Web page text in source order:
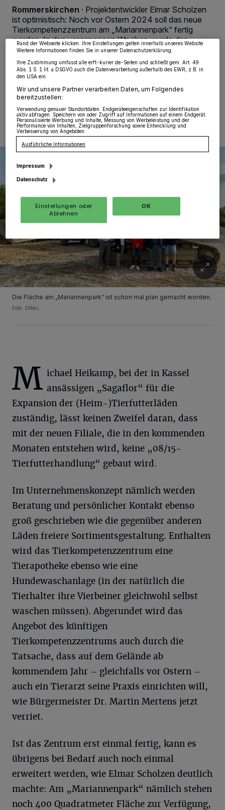
Rommerskirchen · Projektentwickler Elmar Scholzen
ist optimistisch: Noch vor Ostern 2024 soll das neue
Tierkompetenzzentrum am „Mariannenpark“ fertig
werden. In den vergangenen Wochen wurde das
Gelände planiert, die eigentlichen Bauarbeiten können
starten.
23.09.2023 , 00:43 Uhr
Die Fläche am „Mariannenpark“ ist schon mal plan gemacht worden.
Foto: SMeu.
M ichael Heikamp, bei der in Kassel
ansässigen „Sagaflor“ für die
Expansion der (Heim-)Tierfutterläden
zuständig, lässt keinen Zweifel daran, dass
mit der neuen Filiale, die in den kommenden
Monaten entstehen wird, keine „08/15-
Tierfutterhandlung“ gebaut wird.
Im Unternehmenskonzept nämlich werden
Beratung und persönlicher Kontakt ebenso
groß geschrieben wie die gegenüber anderen
Läden freiere Sortimentsgestaltung. Enthalten
wird das Tierkompetenzzentrum eine
Tierapotheke ebenso wie eine
Hundewaschanlage (in der natürlich die
Tierhalter ihre Vierbeiner gleichwohl selbst
waschen müssen). Abgerundet wird das
Angebot des künftigen
Tierkompetenzzentrums auch durch die
Tatsache, dass auf dem Gelände ab
kommendem Jahr – gleichfalls vor Ostern –
auch ein Tierarzt seine Praxis einrichten will,
wie Bürgermeister Dr. Martin Mertens jetzt
verriet.
Ist das Zentrum erst einmal fertig, kann es
übrigens bei Bedarf auch noch einmal
erweitert werden, wie Elmar Scholzen deutlich
machte: Am „Mariannenpark“ nämlich stehen
noch 400 Quadratmeter Fläche zur Verfügung,
Partner verarbeiten Daten, um Ihnen Dienste bereitzustellen“ aufgeführten
Zwecke. Wenn Tracker deaktiviert sind, sind manche Inhalte und Anzeigen
möglicherweise nicht mehr so relevant für Sie. Sie können dieses Menü jederzeit
wieder aufrufen, um Ihre Einstellungen zu ändern oder Ihre Einwilligung zu
widerrufen, indem Sie auf den Link Einstellungen oder Ablehnen am unteren
Rand der Webseite klicken. Ihre Einstellungen gelten innerhalb unseres Website.
Weitere Informationen finden Sie in unserer Datenschutzerklärung.
Ihre Zustimmung umfasst alle erft-kurier.de-Seiten und schließt gem. Art. 49
Abs. 1 S. 1 lit. a DSGVO auch die Datenverarbeitung außerhalb des EWR, z.B. in
den USA ein.
Wir und unsere Partner verarbeiten Daten, um Folgendes
bereitzustellen:
Verwendung genauer Standortdaten. Endgeräteeigenschaften zur Identifikation
aktiv abfragen. Speichern von oder Zugriff auf Informationen auf einem Endgerät.
Personalisierte Werbung und Inhalte, Messung von Werbeleistung und der
Performance von Inhalten, Zielgruppenforschung sowie Entwicklung und
Verbesserung von Angeboten.
Ausführliche Informationen
Impressum
Datenschutz
Einstellungen oder
Ablehnen
OK